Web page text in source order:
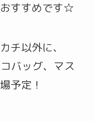
すすめです☆
チ以外に、
バッグ、マス
予定！